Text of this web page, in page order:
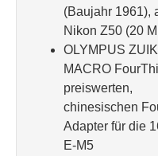
(Baujahr 1961),
Nikon Z50 (20
OLYMPUS
MACRO
preiswerten,
chinesischen
Adapter für die
E-M5